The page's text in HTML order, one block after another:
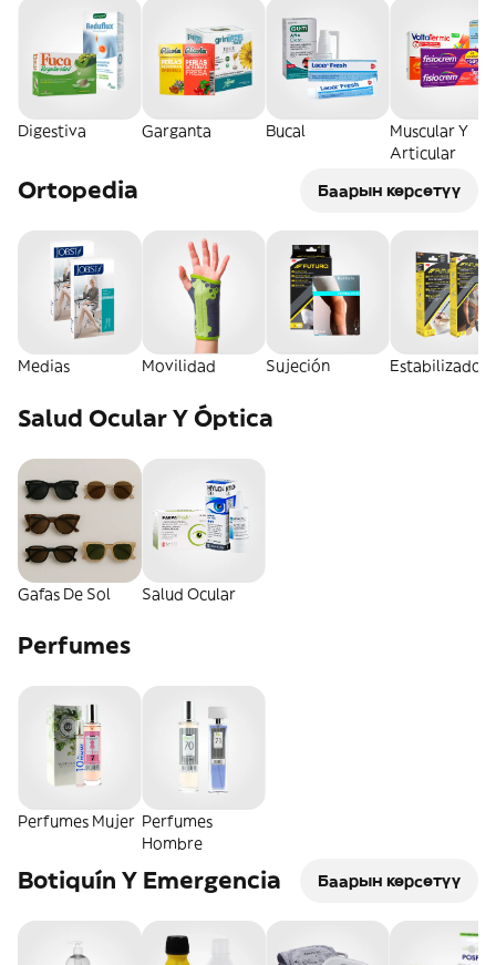
Digestiva Garganta Bucal
Muscular Y
Articular
Ortopedia Баарын көрсөтүү
Medias Movilidad Sujeción Estabilizador
Salud Ocular Y Óptica
Gafas De Sol Salud Ocular
Perfumes
Perfumes Mujer Perfumes
Hombre
Botiquín Y Emergencia Баарын көрсөтүү